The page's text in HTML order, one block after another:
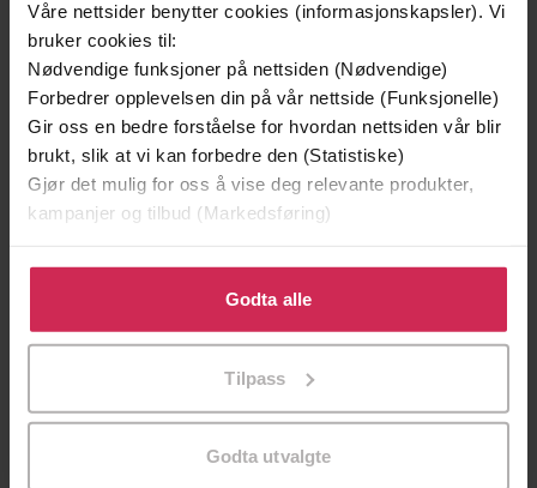
Våre nettsider benytter cookies (informasjonskapsler). Vi
bruker cookies til:
Nødvendige funksjoner på nettsiden (Nødvendige)
Forbedrer opplevelsen din på vår nettside (Funksjonelle)
Gir oss en bedre forståelse for hvordan nettsiden vår blir
brukt, slik at vi kan forbedre den (Statistiske)
Gjør det mulig for oss å vise deg relevante produkter,
kampanjer og tilbud (Markedsføring)
Klikk på «Godta alle» for å gi oss ditt samtykke til å
bruke cookies for alle disse formålene. Du kan også
tilpasse ditt samtykke til spesifikke formål ved å klikke
Godta alle
Tilpass
Godta utvalgte
199,-
EBOK
349,-
EBOK